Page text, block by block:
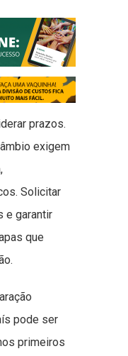
prazos.
exigem
Solicitar
e garantir
que
pode ser
primeiros